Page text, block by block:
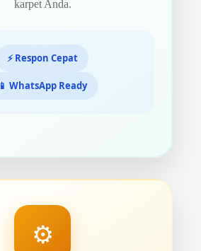
karpet Anda.
⚡ Respon Cepat
📱 WhatsApp Ready
⚙️